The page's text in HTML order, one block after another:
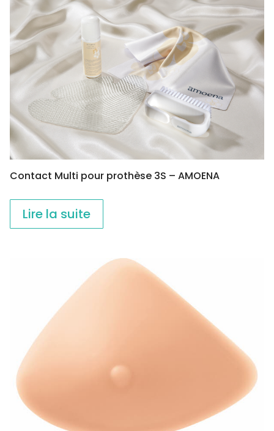
variations.
options
peuvent
être
choisies
la
page
du
produit
Contact Multi pour prothèse 3S – AMOENA
Lire la suite